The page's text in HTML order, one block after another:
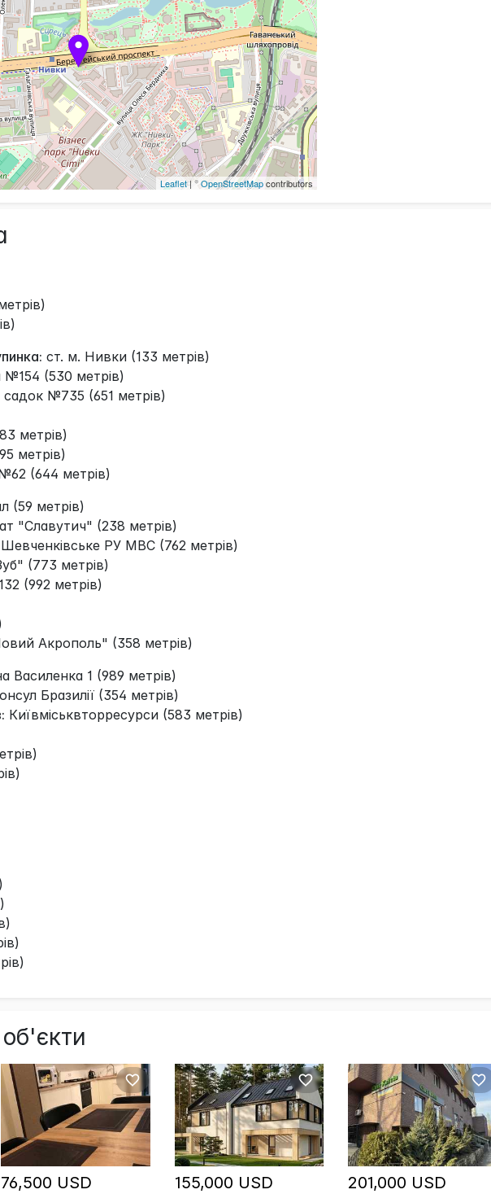
Leaflet| ©OpenStreetMapcontributors
ст. м. Нивки (133 метрів)
№154 (530 метрів)
№735 (651 метрів)
метрів)
метрів)
(644 метрів)
(59 метрів)
"Славутич" (238 метрів)
Шевченківське РУ МВС (762 метрів)
(773 метрів)
(992 метрів)
Акрополь" (358 метрів)
Василенка 1 (989 метрів)
Бразилії (354 метрів)
Київміськвторресурси (583 метрів)
76,500 USD 155,000 USD 201,000 USD